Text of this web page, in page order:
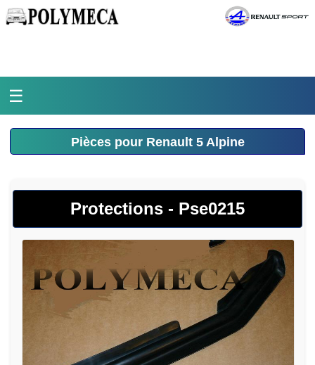
☰
Accueil
La médiathèque
L'histoire
Pièces pour Renault 5 Alpine
Protections - Pse0215